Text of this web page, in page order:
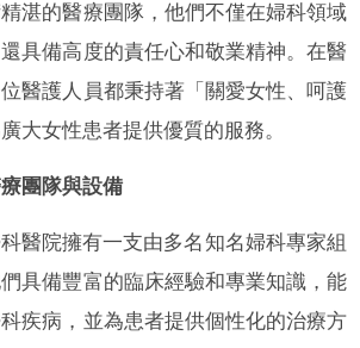
湛的醫療團隊，他們不僅在婦科領域
具備高度的責任心和敬業精神。在醫
醫護人員都秉持著「關愛女性、呵護
大女性患者提供優質的服務。
團隊與設備
醫院擁有一支由多名知名婦科專家組
具備豐富的臨床經驗和專業知識，能
疾病，並為患者提供個性化的治療方